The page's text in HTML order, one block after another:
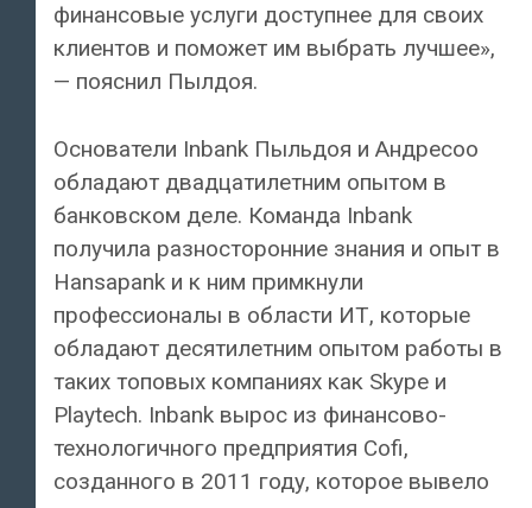
финансовые услуги доступнее для своих
клиентов и поможет им выбрать лучшее»,
— пояснил Пылдоя.
Основатели Inbank Пыльдоя и Андресоо
обладают двадцатилетним опытом в
банковском деле. Команда Inbank
получила разносторонние знания и опыт в
Hansapank и к ним примкнули
профессионалы в области ИТ, которые
обладают десятилетним опытом работы в
таких топовых компаниях как Skype и
Playtech. Inbank вырос из финансово-
технологичного предприятия Cofi,
созданного в 2011 году, которое вывело